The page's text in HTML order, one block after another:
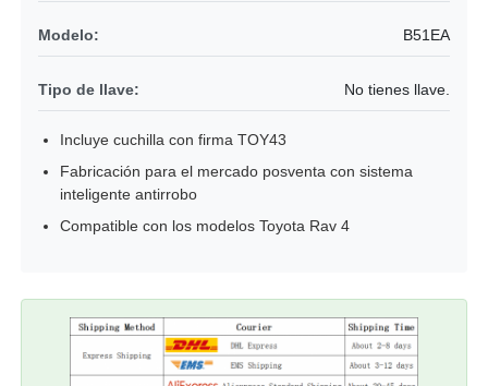
Videos
Modelo: B51EA
Tipo de llave: No tienes llave.
Incluye cuchilla con firma TOY43
Fabricación para el mercado posventa con sistema
inteligente antirrobo
Compatible con los modelos Toyota Rav 4